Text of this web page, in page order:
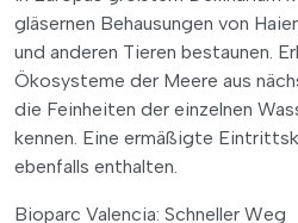
gläsernen Behausungen von
und anderen Tieren bestaunen.
Ökosysteme der Meere aus
die Feinheiten der einzelnen
kennen. Eine ermäßigte
ebenfalls enthalten.
Bioparc Valencia: Schneller Weg